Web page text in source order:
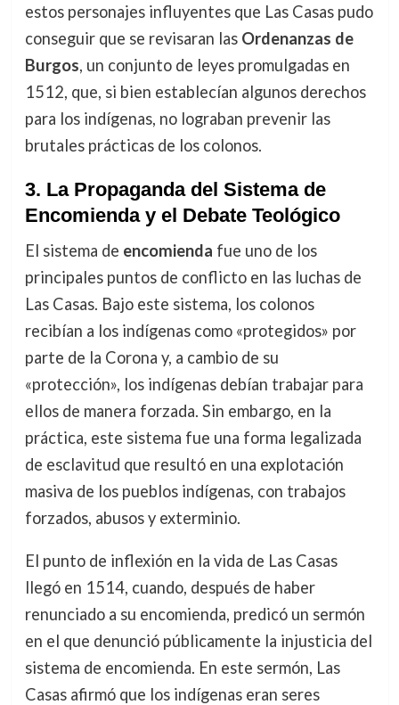
estos personajes influyentes que Las Casas pudo
conseguir que se revisaran las Ordenanzas de
Burgos, un conjunto de leyes promulgadas en
1512, que, si bien establecían algunos derechos
para los indígenas, no lograban prevenir las
brutales prácticas de los colonos.
3. La Propaganda del Sistema de
Encomienda y el Debate Teológico
El sistema de encomienda fue uno de los
principales puntos de conflicto en las luchas de
Las Casas. Bajo este sistema, los colonos
recibían a los indígenas como «protegidos» por
parte de la Corona y, a cambio de su
«protección», los indígenas debían trabajar para
ellos de manera forzada. Sin embargo, en la
práctica, este sistema fue una forma legalizada
de esclavitud que resultó en una explotación
masiva de los pueblos indígenas, con trabajos
forzados, abusos y exterminio.
El punto de inflexión en la vida de Las Casas
llegó en 1514, cuando, después de haber
renunciado a su encomienda, predicó un sermón
en el que denunció públicamente la injusticia del
sistema de encomienda. En este sermón, Las
Casas afirmó que los indígenas eran seres